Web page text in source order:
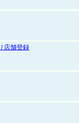
店舗登録